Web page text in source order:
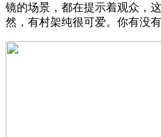
镜的场景，都在提示着观众，
然，有村架纯很可爱。你有没